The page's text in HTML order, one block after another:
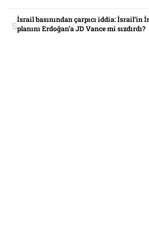
İsrail basınından çarpıcı iddia: İsrail’in
planını Erdoğan’a JD Vance mi sızdırdı?